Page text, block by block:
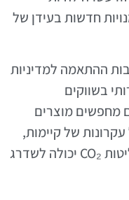
חדשות בעידן של
ההתאמה למדיניות
בשווקים
מחפשים מוצרים
של קיימות,
והיכולת להציג מחויבות לפחתת פליטות CO₂ יכולה לשדרג